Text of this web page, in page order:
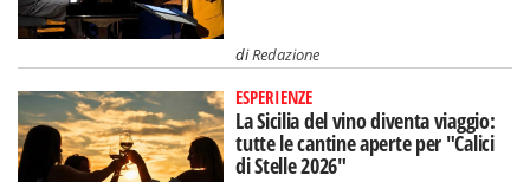
diRedazione
ESPERIENZE
La Sicilia del vino diventa viaggio:
tutte le cantine aperte per "Calici
di Stelle 2026"